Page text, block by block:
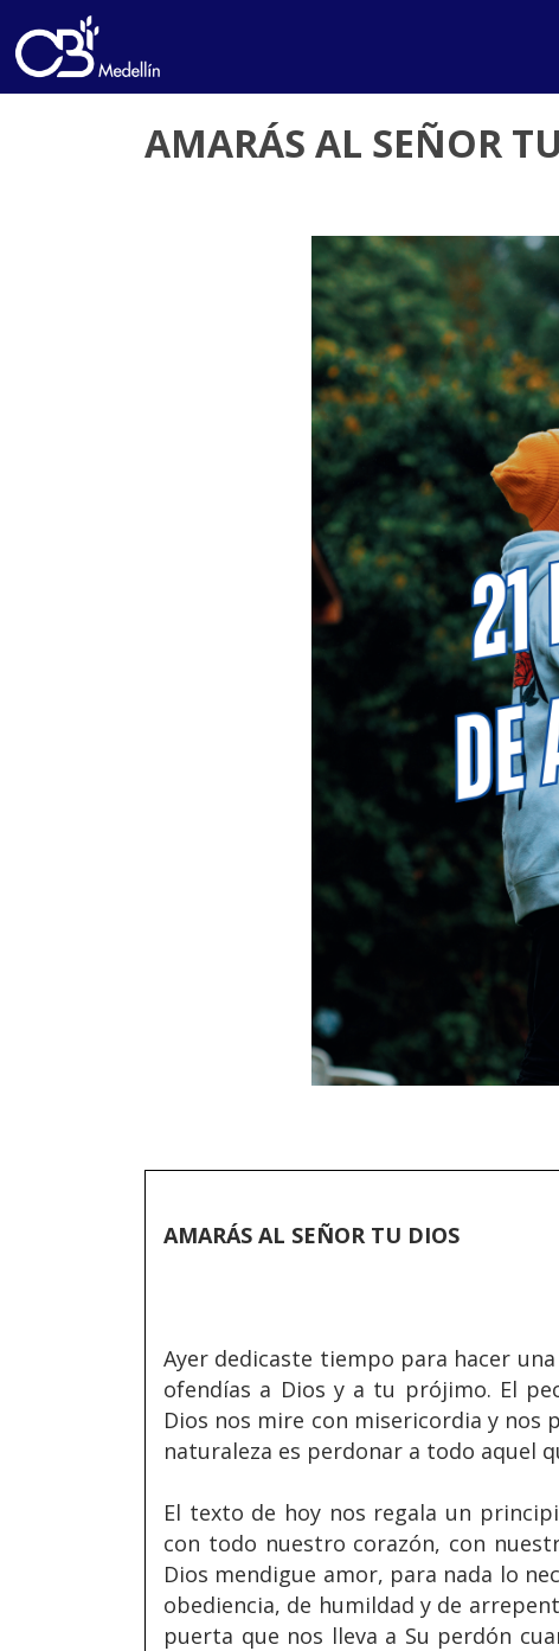
AMARÁS AL SEÑOR
AMARÁS AL SEÑOR TU DIOS
Ayer dedicaste tiempo para hacer
ofendías a Dios y a tu prójimo. El
Dios nos mire con misericordia y nos
naturaleza es perdonar a todo aquel
El texto de hoy nos regala un
con todo nuestro corazón, con
Dios mendigue amor, para nada lo
obediencia, de humildad y de
puerta que nos lleva a Su perdón